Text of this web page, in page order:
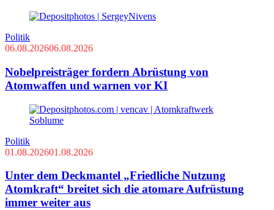
Politik
06.08.202606.08.2026
Nobelpreisträger fordern Abrüstung von
Atomwaffen und warnen vor KI
Politik
01.08.202601.08.2026
Unter dem Deckmantel „Friedliche Nutzung
Atomkraft“ breitet sich die atomare Aufrüstung
immer weiter aus